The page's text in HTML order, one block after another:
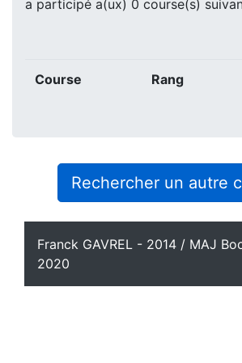
a participé a(ux) 0 course(s)
Course Rang
Rechercher un autre
Franck GAVREL - 2014 / MAJ
2020